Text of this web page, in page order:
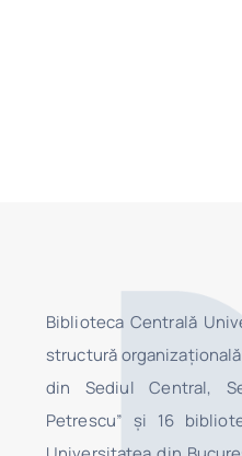
Biblioteca Centrală
structură
din Sediul Central,
Petrescu” şi 16